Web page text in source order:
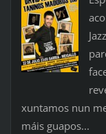
xuntamos nun
máis guapos...